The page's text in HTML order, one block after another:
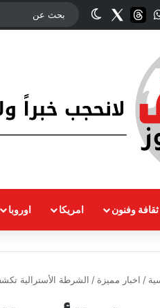
واتسابthreads
Twitterالوضع المظلم
ثقافة وفنون امريكا اوروبا
/ اخبار مميزة / الشرطة الأسترالية